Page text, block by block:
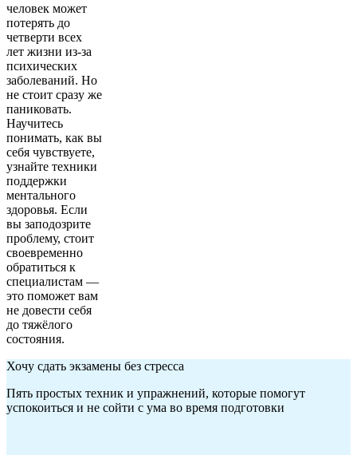
человек может
потерять до
четверти всех
лет жизни из-за
психических
заболеваний. Но
не стоит сразу же
паниковать.
Научитесь
понимать, как вы
себя чувствуете,
узнайте техники
поддержки
ментального
здоровья. Если
вы заподозрите
проблему, стоит
своевременно
обратиться к
специалистам —
это поможет вам
не довести себя
до тяжёлого
состояния.
Хочу сдать экзамены без стресса
Пять простых техник и упражнений, которые помогут
успокоиться и не сойти с ума во время подготовки